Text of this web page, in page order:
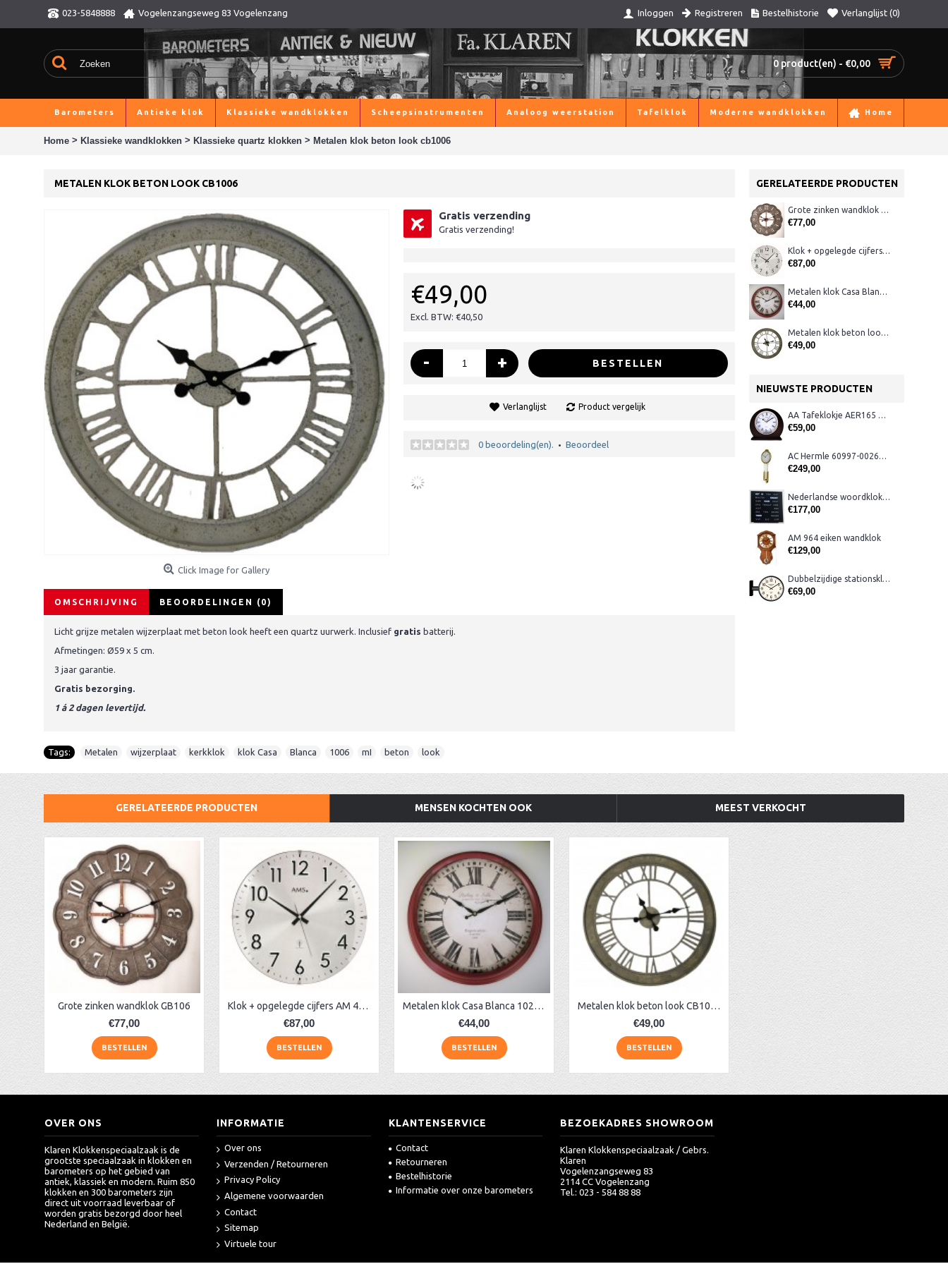
023-5848888 Vogelenzangseweg 83 Vogelenzang Inloggen Registreren Bestelhistorie Verlanglijst (0)
0 product(en) - €0,00
Barometers Antieke klok Klassieke wandklokken Scheepsinstrumenten Analoog weerstation Tafelklok Moderne wandklokken Home
Home > Klassieke wandklokken > Klassieke quartz klokken > Metalen klok beton look cb1006
GERELATEERDE PRODUCTEN
Grote zinken wandklok GB106
€77,00
Klok + opgelegde cijfers AM 45973, matchroom
€87,00
Metalen klok Casa Blanca 1022 mI
€44,00
Metalen klok beton look CB1004
€49,00
NIEUWSTE PRODUCTEN
AA Tafeklokje AER165 noten
€59,00
AC Hermle 60997-00261 wandklok
€249,00
Nederlandse woordklok zwart AMS 1265
€177,00
AM 964 eiken wandklok
€129,00
Dubbelzijdige stationsklok metaal 1879
€69,00
METALEN KLOK BETON LOOK CB1006
Click Image for Gallery
Gratis verzending
Gratis verzending!
€49,00
Excl. BTW: €40,50
- + BESTELLEN
Verlanglijst Product vergelijk
0 beoordeling(en). • Beoordeel
OMSCHRIJVING BEOORDELINGEN (0)
Licht grijze metalen wijzerplaat met beton look heeft een quartz uurwerk. Inclusief gratis batterij.
Afmetingen: Ø59 x 5 cm.
3 jaar garantie.
Gratis bezorging.
1 á 2 dagen levertijd.
Tags: Metalen wijzerplaat kerkklok klok Casa Blanca 1006 mI beton look
GERELATEERDE PRODUCTEN MENSEN KOCHTEN OOK MEEST VERKOCHT
Grote zinken wandklok GB106
€77,00
BESTELLEN
Klok + opgelegde cijfers AM 45973, matchroom
€87,00
BESTELLEN
Metalen klok Casa Blanca 1022 mI
€44,00
BESTELLEN
Metalen klok beton look CB1004
€49,00
BESTELLEN
OVER ONS
Klaren Klokkenspeciaalzaak is de
grootste speciaalzaak in klokken en
barometers op het gebied van
antiek, klassiek en modern. Ruim 850
klokken en 300 barometers zijn
direct uit voorraad leverbaar of
worden gratis bezorgd door heel
Nederland en België.
INFORMATIE
Over ons
Verzenden / Retourneren
Privacy Policy
Algemene voorwaarden
Contact
Sitemap
Virtuele tour
KLANTENSERVICE
Contact
Retourneren
Bestelhistorie
Informatie over onze barometers
BEZOEKADRES SHOWROOM
Klaren Klokkenspeciaalzaak / Gebrs.
Klaren
Vogelenzangseweg 83
2114 CC Vogelenzang
Tel.: 023 - 584 88 88